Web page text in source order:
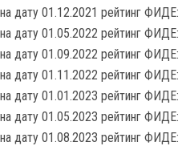
на дату 01.12.2021 рейтинг ФИДЕ:
на дату 01.05.2022 рейтинг ФИДЕ:
на дату 01.09.2022 рейтинг ФИДЕ:
на дату 01.11.2022 рейтинг ФИДЕ:
на дату 01.01.2023 рейтинг ФИДЕ:
на дату 01.05.2023 рейтинг ФИДЕ:
на дату 01.08.2023 рейтинг ФИДЕ: